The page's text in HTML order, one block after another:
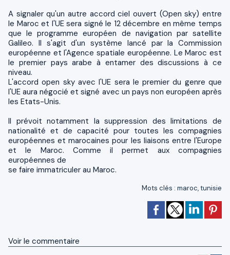
A signaler qu'un autre accord ciel ouvert (Open sky) entre
le Maroc et l'UE sera signé le 12 décembre en même temps
que le programme européen de navigation par satellite
Galileo. Il s'agit d'un système lancé par la Commission
européenne et l'Agence spatiale européenne. Le Maroc est
le premier pays arabe à entamer des discussions à ce
niveau.
L'accord open sky avec l'UE sera le premier du genre que
l'UE aura négocié et signé avec un pays non européen après
les Etats-Unis.
Il prévoit notamment la suppression des limitations de
nationalité et de capacité pour toutes les compagnies
européennes et marocaines pour les liaisons entre l'Europe
et le Maroc. Comme il permet aux compagnies
européennes de
se faire immatriculer au Maroc.
Mots clés : maroc,tunisie
Voir le commentaire